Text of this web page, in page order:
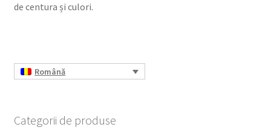
de centura și culori.
Română
Categorii de produse